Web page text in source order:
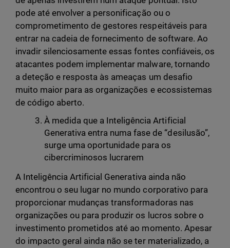
pode até envolver a personificação ou o
comprometimento de gestores respeitáveis para
entrar na cadeia de fornecimento de software. Ao
invadir silenciosamente essas fontes confiáveis, os
atacantes podem implementar malware, tornando
a deteção e resposta às ameaças um desafio
muito maior para as organizações e ecossistemas
de código aberto.
À medida que a Inteligência Artificial
Generativa entra numa fase de “desilusão”,
surge uma oportunidade para os
cibercriminosos lucrarem
A Inteligência Artificial Generativa ainda não
encontrou o seu lugar no mundo corporativo para
proporcionar mudanças transformadoras nas
organizações ou para produzir os lucros sobre o
investimento prometidos até ao momento. Apesar
do impacto geral ainda não se ter materializado, a